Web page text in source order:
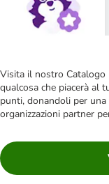
Visita il nostro Catalogo
qualcosa che piacerà al
punti, donandoli per
organizzazioni partner